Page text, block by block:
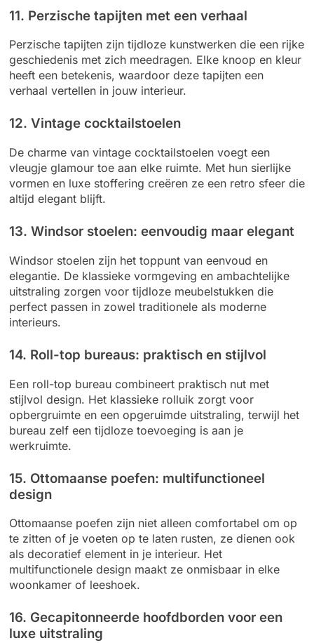
11. Perzische tapijten met een verhaal
Perzische tapijten zijn tijdloze kunstwerken die een rijke
geschiedenis met zich meedragen. Elke knoop en kleur
heeft een betekenis, waardoor deze tapijten een
verhaal vertellen in jouw interieur.
12. Vintage cocktailstoelen
De charme van vintage cocktailstoelen voegt een
vleugje glamour toe aan elke ruimte. Met hun sierlijke
vormen en luxe stoffering creëren ze een retro sfeer die
altijd elegant blijft.
13. Windsor stoelen: eenvoudig maar elegant
Windsor stoelen zijn het toppunt van eenvoud en
elegantie. De klassieke vormgeving en ambachtelijke
uitstraling zorgen voor tijdloze meubelstukken die
perfect passen in zowel traditionele als moderne
interieurs.
14. Roll-top bureaus: praktisch en stijlvol
Een roll-top bureau combineert praktisch nut met
stijlvol design. Het klassieke rolluik zorgt voor
opbergruimte en een opgeruimde uitstraling, terwijl het
bureau zelf een tijdloze toevoeging is aan je
werkruimte.
15. Ottomaanse poefen: multifunctioneel
design
Ottomaanse poefen zijn niet alleen comfortabel om op
te zitten of je voeten op te laten rusten, ze dienen ook
als decoratief element in je interieur. Het
multifunctionele design maakt ze onmisbaar in elke
woonkamer of leeshoek.
16. Gecapitonneerde hoofdborden voor een
luxe uitstraling